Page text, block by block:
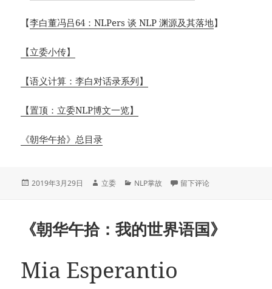
【李白董冯吕64：NLPers 谈 NLP 渊源及其落地】
【立委小传】
【语义计算：李白对话录系列】
【置顶：立委NLP博文一览】
《朝华午拾》总目录
发
2019年3月29日
作
立委
分
NLP掌故 于《哭送董振东老师》
留下评论
《朝华午拾：我的世界语国》
Mia Esperantio